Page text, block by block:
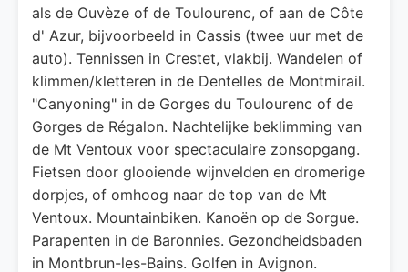
als de Ouvèze of de Toulourenc, of aan de Côte
d' Azur, bijvoorbeeld in Cassis (twee uur met de
auto). Tennissen in Crestet, vlakbij. Wandelen of
klimmen/kletteren in de Dentelles de Montmirail.
"Canyoning" in de Gorges du Toulourenc of de
Gorges de Régalon. Nachtelijke beklimming van
de Mt Ventoux voor spectaculaire zonsopgang.
Fietsen door glooiende wijnvelden en dromerige
dorpjes, of omhoog naar de top van de Mt
Ventoux. Mountainbiken. Kanoën op de Sorgue.
Parapenten in de Baronnies. Gezondheidsbaden
in Montbrun-les-Bains. Golfen in Avignon.